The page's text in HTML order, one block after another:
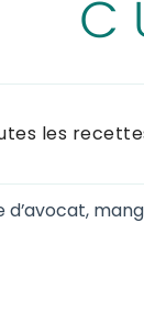
les
d’avocat,